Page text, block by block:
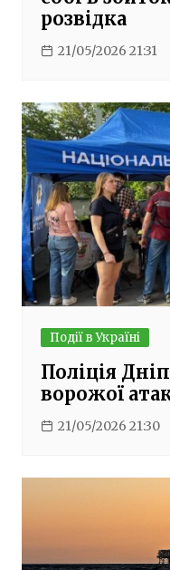
розвідка
21/05/2026 21:31
Події в Україні
Поліція
ворожої
21/05/2026 21:30